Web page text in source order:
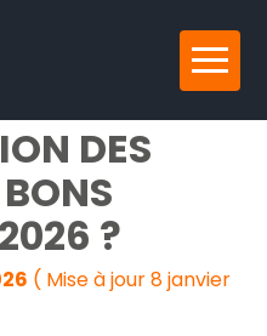
LIMITE
DES
?
( Mise à jour 8 janvier